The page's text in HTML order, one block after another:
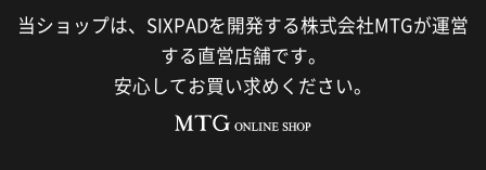
当ショップは、SIXPADを開発する株式会社MTGが運営
する直営店舗です。
安心してお買い求めください。